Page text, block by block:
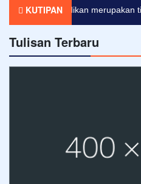
KUTIPAN
Pendidikan merupakan
Tulisan Terbaru